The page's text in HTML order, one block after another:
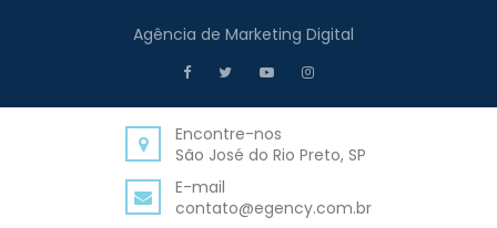
Agência de Marketing Digital
Encontre-nos
São José do Rio Preto, SP
E-mail
contato@egency.com.br